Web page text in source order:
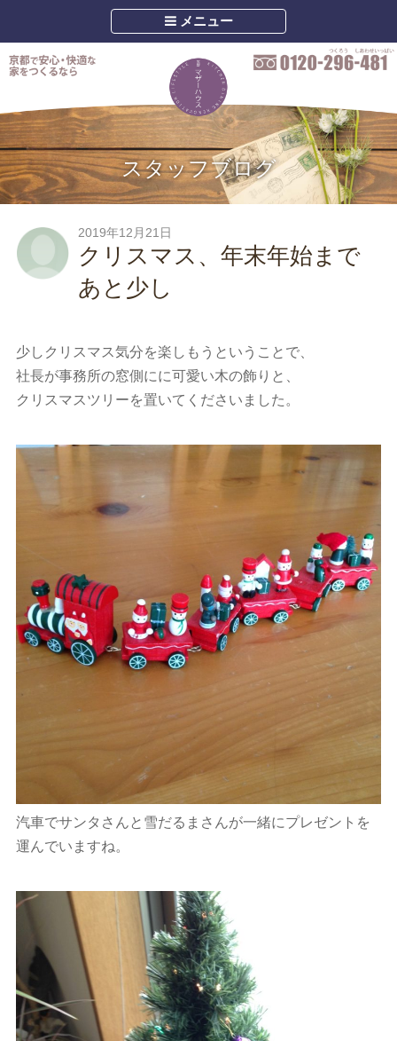
メニュー
スタッフブログ
2019年12月21日
クリスマス、年末年始まで
あと少し
少しクリスマス気分を楽しもうということで、
社長が事務所の窓側にに可愛い木の飾りと、
クリスマスツリーを置いてくださいました。
汽車でサンタさんと雪だるまさんが一緒にプレゼントを
運んでいますね。